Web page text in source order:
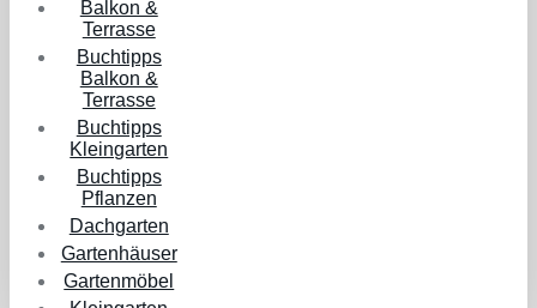
Balkon &
Terrasse
Buchtipps
Balkon &
Terrasse
Buchtipps
Kleingarten
Buchtipps
Pflanzen
Dachgarten
Gartenhäuser
Gartenmöbel